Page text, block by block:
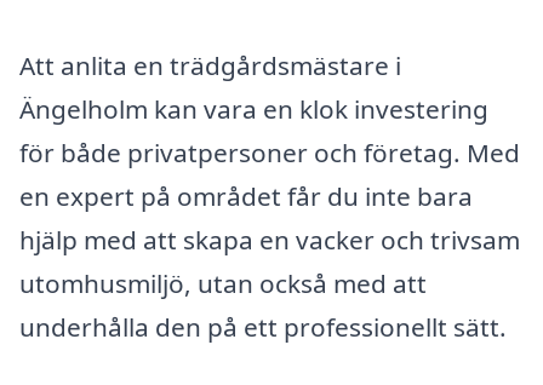
Att anlita en trädgårdsmästare i
Ängelholm kan vara en klok investering
för både privatpersoner och företag. Med
en expert på området får du inte bara
hjälp med att skapa en vacker och trivsam
utomhusmiljö, utan också med att
underhålla den på ett professionellt sätt.